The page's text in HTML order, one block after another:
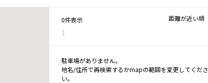
0件表示
1
距離が近い順
駐車場がありません。
地名/住所で再検索するかmapの範囲を変更してくださ
い。